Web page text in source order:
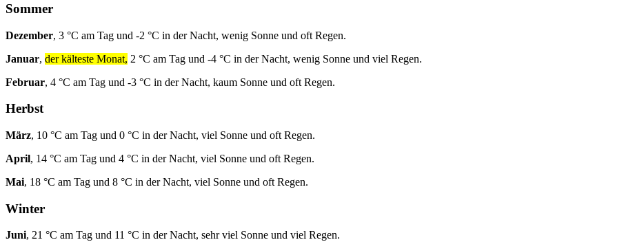
Sommer
Dezember, 3 °C am Tag und -2 °C in der Nacht, wenig Sonne und oft Regen.
Januar, der kälteste Monat, 2 °C am Tag und -4 °C in der Nacht, wenig Sonne und viel Regen.
Februar, 4 °C am Tag und -3 °C in der Nacht, kaum Sonne und oft Regen.
Herbst
März, 10 °C am Tag und 0 °C in der Nacht, viel Sonne und oft Regen.
April, 14 °C am Tag und 4 °C in der Nacht, viel Sonne und oft Regen.
Mai, 18 °C am Tag und 8 °C in der Nacht, viel Sonne und oft Regen.
Winter
Juni, 21 °C am Tag und 11 °C in der Nacht, sehr viel Sonne und viel Regen.